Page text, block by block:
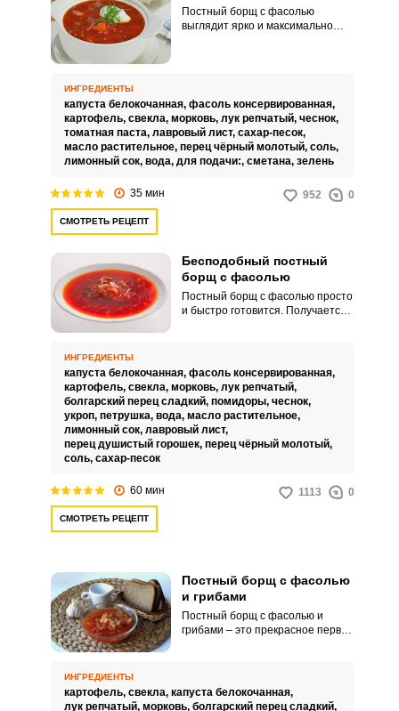
Постный борщ с фасолью
выглядит ярко и максимально
ИНГРЕДИЕНТЫ
капуста белокочанная, фасоль консервированная,
картофель, свекла, морковь, лук репчатый, чеснок,
томатная паста, лавровый лист, сахар-песок,
масло растительное, перец чёрный молотый, соль,
лимонный сок, вода, для подачи:, сметана, зелень
35 мин 952 0
СМОТРЕТЬ РЕЦЕПТ
Бесподобный постный
борщ с фасолью
Постный борщ с фасолью просто
и быстро готовится. Получается
ИНГРЕДИЕНТЫ
капуста белокочанная, фасоль консервированная,
картофель, свекла, морковь, лук репчатый,
болгарский перец сладкий, помидоры, чеснок,
укроп, петрушка, вода, масло растительное,
лимонный сок, лавровый лист,
перец душистый горошек, перец чёрный молотый,
соль, сахар-песок
60 мин 1113 0
СМОТРЕТЬ РЕЦЕПТ
Постный борщ с фасолью
и грибами
Постный борщ с фасолью и
грибами – это прекрасное первое
проблемах с пищеварением.
ИНГРЕДИЕНТЫ
картофель, свекла, капуста белокочанная,
лук репчатый, морковь, болгарский перец сладкий,